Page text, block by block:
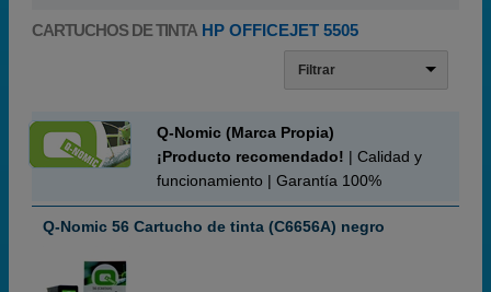
CARTUCHOS DE TINTA HP OFFICEJET 5505
Filtrar
Q-Nomic (Marca Propia)
¡Producto recomendado! | Calidad y
funcionamiento | Garantía 100%
Q-Nomic 56 Cartucho de tinta (C6656A) negro